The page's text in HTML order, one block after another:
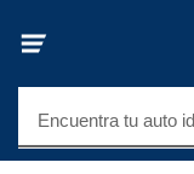
Encuentra tu auto